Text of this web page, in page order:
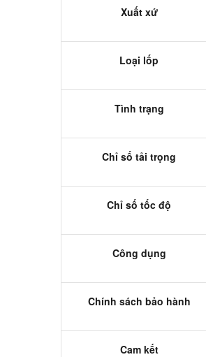
Xuất xứ
Loại lốp
Tình trạng
Chỉ số tải trọng
Chỉ số tốc độ
Công dụng
Chính sách bảo hành
Cam kết